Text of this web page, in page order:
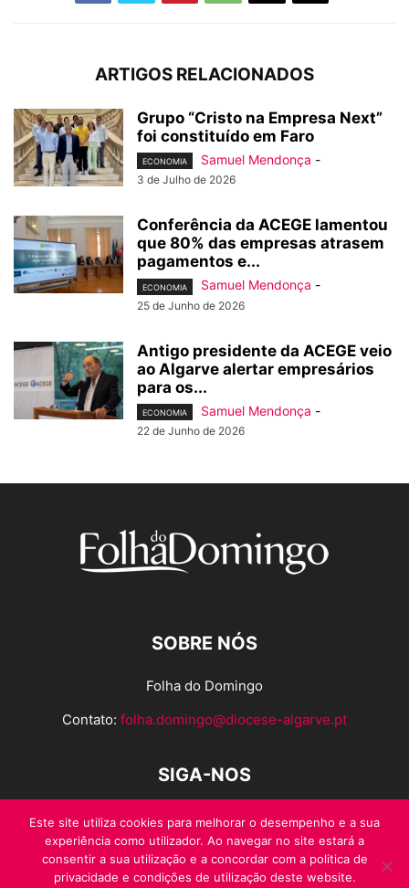
ARTIGOS RELACIONADOS
Grupo “Cristo na Empresa Next”
foi constituído em Faro
ECONOMIA Samuel Mendonça -
3 de Julho de 2026
Conferência da ACEGE lamentou
que 80% das empresas atrasem
pagamentos e...
ECONOMIA Samuel Mendonça -
25 de Junho de 2026
Antigo presidente da ACEGE veio
ao Algarve alertar empresários
para os...
ECONOMIA Samuel Mendonça -
22 de Junho de 2026
SOBRE NÓS
Folha do Domingo
Contato: folha.domingo@diocese-algarve.pt
SIGA-NOS
Este site utiliza cookies para melhorar o desempenho e a sua
experiência como utilizador. Ao navegar no site estará a
consentir a sua utilização e a concordar com a politica de
privacidade e condições de utilização deste website.